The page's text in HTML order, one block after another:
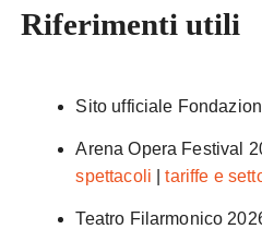
Riferimenti utili
Sito ufficiale
Arena Opera Festival
spettacoli |tariffe e
Teatro Filarmonico